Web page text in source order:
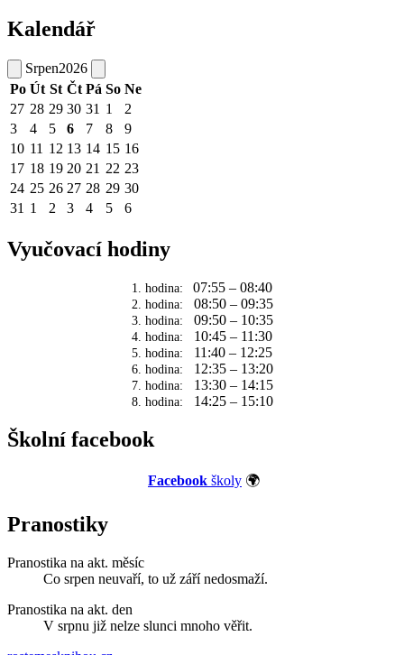
Kalendář
Srpen2026
Po Út St Čt Pá So Ne
27 28 29 30 31 1
2
3
4 5 6 7 8
9
10 11 12 13 14 15 16
17 18 19 20 21 22 23
24 25 26 27 28 29 30
31 1 2 3 4 5 6
Vyučovací hodiny
1. hodina: 07:55 – 08:40
2. hodina: 08:50 – 09:35
3. hodina: 09:50 – 10:35
4. hodina: 10:45 – 11:30
5. hodina: 11:40 – 12:25
6. hodina: 12:35 – 13:20
7. hodina: 13:30 – 14:15
8. hodina: 14:25 – 15:10
Školní facebook
Facebook školy 🌍
Pranostiky
Pranostika na akt. měsíc
Co srpen neuvaří, to už září nedosmaží.
Pranostika na akt. den
V srpnu již nelze slunci mnoho věřit.